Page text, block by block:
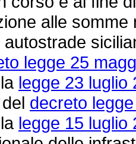
alle
legge 25
legge 23 luglio
decreto
legge 15 luglio